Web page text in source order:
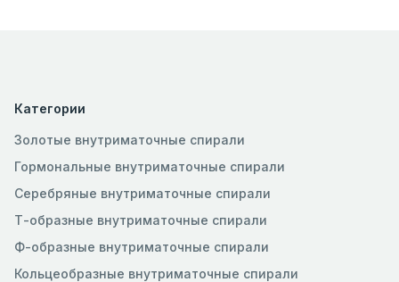
Категории
Золотые внутриматочные спирали
Гормональные внутриматочные спирали
Серебряные внутриматочные спирали
Т-образные внутриматочные спирали
Ф-образные внутриматочные спирали
Кольцеобразные внутриматочные спирали